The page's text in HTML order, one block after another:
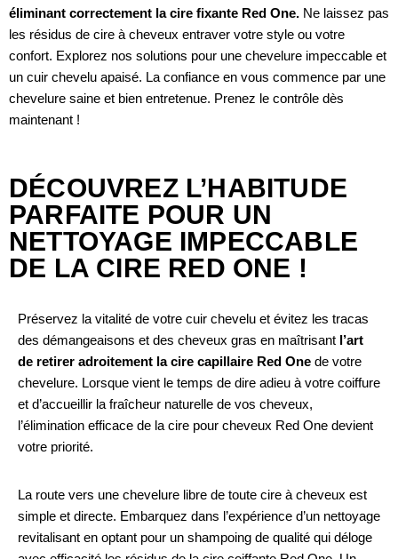
éliminant correctement la cire fixante Red One. Ne laissez pas
les résidus de cire à cheveux entraver votre style ou votre
confort. Explorez nos solutions pour une chevelure impeccable et
un cuir chevelu apaisé. La confiance en vous commence par une
chevelure saine et bien entretenue. Prenez le contrôle dès
maintenant !
DÉCOUVREZ L’HABITUDE
PARFAITE POUR UN
NETTOYAGE IMPECCABLE
DE LA CIRE RED ONE !
Préservez la vitalité de votre cuir chevelu et évitez les tracas
des démangeaisons et des cheveux gras en maîtrisant l’art
de retirer adroitement la cire capillaire Red One de votre
chevelure. Lorsque vient le temps de dire adieu à votre coiffure
et d’accueillir la fraîcheur naturelle de vos cheveux,
l’élimination efficace de la cire pour cheveux Red One devient
votre priorité.
La route vers une chevelure libre de toute cire à cheveux est
simple et directe. Embarquez dans l’expérience d’un nettoyage
revitalisant en optant pour un shampoing de qualité qui déloge